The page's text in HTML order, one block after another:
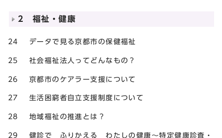
2 福祉・健康
24 データで見る京都市の保健福祉
25 社会福祉法人ってどんなもの？
26 京都市のケアラー支援について
27 生活困窮者自立支援制度について
28 地域福祉の推進とは？
29 健診で ふりかえる わたしの健康～特定健康診査・